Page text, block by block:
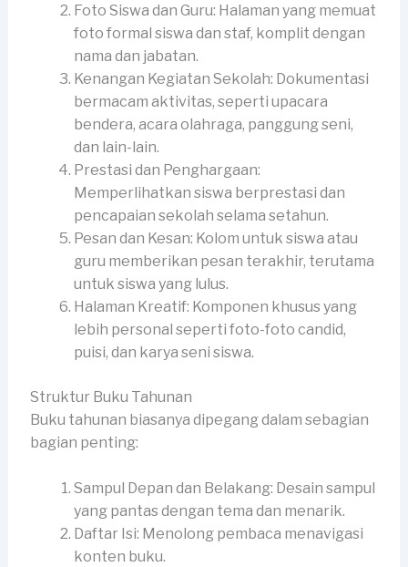
Foto Siswa dan Guru: Halaman yang memuat
foto formal siswa dan staf, komplit dengan
nama dan jabatan.
Kenangan Kegiatan Sekolah: Dokumentasi
bermacam aktivitas, seperti upacara
bendera, acara olahraga, panggung seni,
dan lain-lain.
Prestasi dan Penghargaan:
Memperlihatkan siswa berprestasi dan
pencapaian sekolah selama setahun.
Pesan dan Kesan: Kolom untuk siswa atau
guru memberikan pesan terakhir, terutama
untuk siswa yang lulus.
Halaman Kreatif: Komponen khusus yang
lebih personal seperti foto-foto candid,
puisi, dan karya seni siswa.
Struktur Buku Tahunan
Buku tahunan biasanya dipegang dalam sebagian
bagian penting:
Sampul Depan dan Belakang: Desain sampul
yang pantas dengan tema dan menarik.
Daftar Isi: Menolong pembaca menavigasi
konten buku.